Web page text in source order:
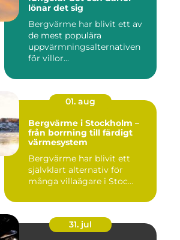
lönar det sig
Bergvärme har blivit ett av
de mest populära
uppvärmningsalternativen
för villor...
01. aug
Bergvärme i Stockholm –
från borrning till färdigt
värmesystem
Bergvärme har blivit ett
självklart alternativ för
många villaägare i Stoc...
31. jul